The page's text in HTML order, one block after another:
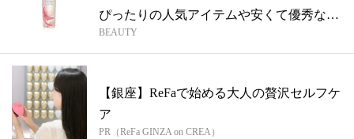
ぴったりの人気アイテムや安くて優秀な
プ...
BEAUTY
【銀座】ReFaで始める大人の贅沢セルフケ
ア
PR（ReFa GINZA on CREA）